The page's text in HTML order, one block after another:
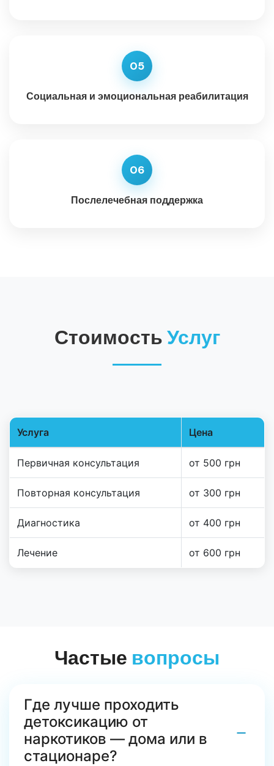
05
Социальная и эмоциональная реабилитация
06
Послелечебная поддержка
СтоимостьУслуг
Услуга Цена
Первичная консультация от 500 грн
Повторная консультация от 300 грн
Диагностика от 400 грн
Лечение от 600 грн
Частые вопросы
Где лучше проходить
детоксикацию от
наркотиков — дома или в
стационаре?
−